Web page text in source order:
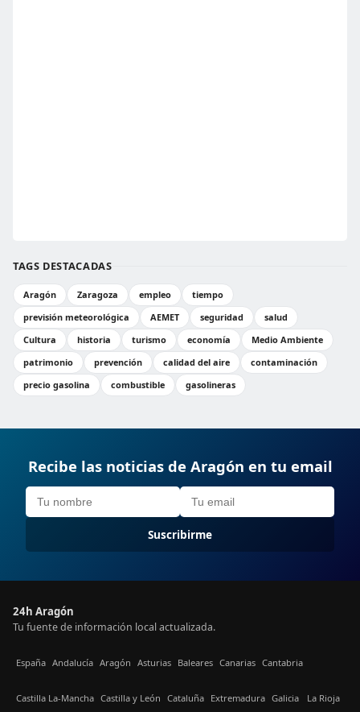
TAGS DESTACADAS
Aragón Zaragoza empleo
tiempo
previsión meteorológica
AEMET seguridad
salud
Cultura
historia turismo economía
Medio Ambiente
patrimonio
prevención calidad del aire
contaminación
precio gasolina
combustible gasolineras
Recibe las noticias de Aragón en tu email
Suscribirme
24h Aragón
Tu fuente de información local actualizada.
España Andalucía Aragón Asturias Baleares Canarias Cantabria
Castilla La-Mancha Castilla y León Cataluña Extremadura Galicia La Rioja